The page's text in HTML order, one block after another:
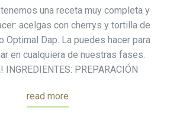
una receta muy completa y
acelgas con cherrys y tortilla de
Optimal Dap. La puedes hacer para
en cualquiera de nuestras fases.
INGREDIENTES: PREPARACIÓN
read more